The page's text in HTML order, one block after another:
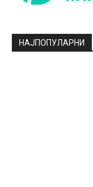
НАЈПОПУЛАРНИ